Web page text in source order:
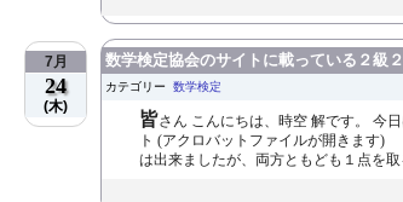
7月
24
(木)
数学検定協会のサイトに載っている２級
カテゴリー 数学検定
皆さん こんにちは、時空 解です。 今
ト (アクロバットファイルが開きま
は出来ましたが、両方ともども１点を